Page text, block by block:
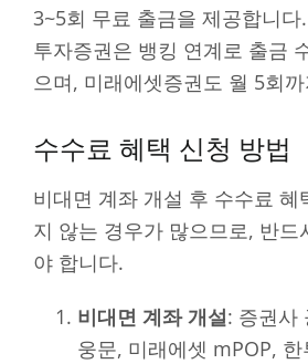
3~5회 무료 출금을 제공합니
투자증권은 뱅킹 연계로 출금
으며, 미래에셋증권도 월 5회
수수료 혜택 신청 방법
비대면 계좌 개설 후 수수료 혜
지 않는 경우가 많으므로, 반드
야 합니다.
비대면 계좌 개설: 증권사
웅문, 미래에셋 mPOP,